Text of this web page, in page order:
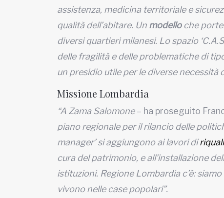
assistenza, medicina territoriale e
qualità dell’abitare. Un modelloche
diversi quartieri milanesi. Lo spazio
delle fragilità e delle problematiche di
un presidio utile per le diverse necessità
Missione Lombardia
“A Zama Salomone– ha proseguito
piano regionale per il rilancio delle
manager’ si aggiungono ai lavori di
cura del patrimonio, e all’installazione
istituzioni. Regione Lombardia c’è:
vivono nelle case popolari”.